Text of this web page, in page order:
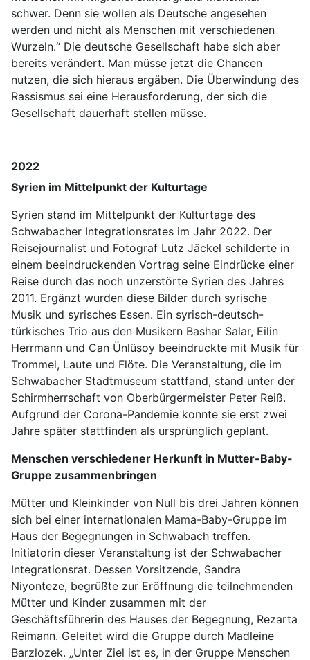
schwer. Denn sie wollen als Deutsche angesehen
werden und nicht als Menschen mit verschiedenen
Wurzeln.“ Die deutsche Gesellschaft habe sich aber
bereits verändert. Man müsse jetzt die Chancen
nutzen, die sich hieraus ergäben. Die Überwindung des
Rassismus sei eine Herausforderung, der sich die
Gesellschaft dauerhaft stellen müsse.
2022
Syrien im Mittelpunkt der Kulturtage
Syrien stand im Mittelpunkt der Kulturtage des
Schwabacher Integrationsrates im Jahr 2022. Der
Reisejournalist und Fotograf Lutz Jäckel schilderte in
einem beeindruckenden Vortrag seine Eindrücke einer
Reise durch das noch unzerstörte Syrien des Jahres
2011. Ergänzt wurden diese Bilder durch syrische
Musik und syrisches Essen. Ein syrisch-deutsch-
türkisches Trio aus den Musikern Bashar Salar, Eilin
Herrmann und Can Ünlüsoy beeindruckte mit Musik für
Trommel, Laute und Flöte. Die Veranstaltung, die im
Schwabacher Stadtmuseum stattfand, stand unter der
Schirmherrschaft von Oberbürgermeister Peter Reiß.
Aufgrund der Corona-Pandemie konnte sie erst zwei
Jahre später stattfinden als ursprünglich geplant.
Menschen verschiedener Herkunft in Mutter-Baby-
Gruppe zusammenbringen
Mütter und Kleinkinder von Null bis drei Jahren können
sich bei einer internationalen Mama-Baby-Gruppe im
Haus der Begegnungen in Schwabach treffen.
Initiatorin dieser Veranstaltung ist der Schwabacher
Integrationsrat. Dessen Vorsitzende, Sandra
Niyonteze, begrüßte zur Eröffnung die teilnehmenden
Mütter und Kinder zusammen mit der
Geschäftsführerin des Hauses der Begegnung, Rezarta
Reimann. Geleitet wird die Gruppe durch Madleine
Barzlozek. „Unter Ziel ist es, in der Gruppe Menschen